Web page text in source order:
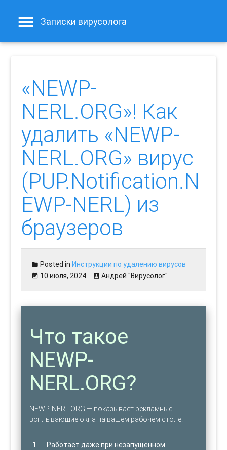
Записки вирусолога
«NEWP-
NERL.ORG»! Как
удалить «NEWP-
NERL.ORG» вирус
(PUP.Notification.N
EWP-NERL) из
браузеров
Posted inИнструкции по удалению вирусов
10 июля, 2024
Андрей "Вирусолог"
Что такое
NEWP-
NERL.ORG?
NEWP-NERL.ORG — показывает рекламные
всплывающие окна на вашем рабочем столе.
Работает даже при незапущенном